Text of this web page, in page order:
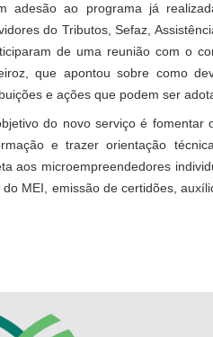
adesão ao programa já
do Tributos, Sefaz,
de uma reunião com o
que apontou sobre como
e ações que podem ser
do novo serviço é fomentar
e trazer orientação
aos microempreendedores
MEI, emissão de certidões,